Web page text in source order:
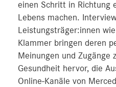
einen Schritt in Richtung
Lebens machen.
Leistungsträger:innen
Klammer bringen deren
Meinungen und Zugänge
Gesundheit hervor, die
Online-Kanäle von